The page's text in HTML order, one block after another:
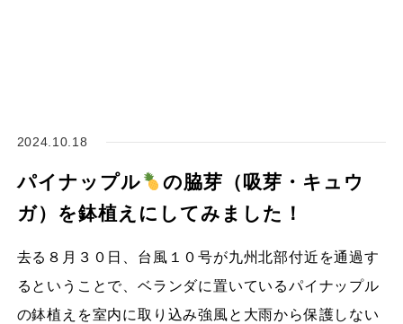
2024.10.18
パイナップル
の脇芽（吸芽・キュウ
ガ）を鉢植えにしてみました！
去る８月３０日、台風１０号が九州北部付近を通過す
るということで、ベランダに置いているパイナップル
の鉢植えを室内に取り込み強風と大雨から保護しない